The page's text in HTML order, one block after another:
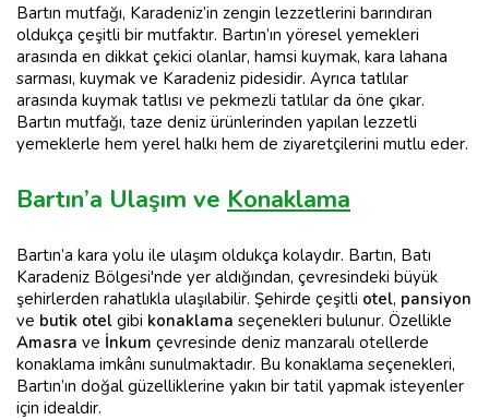
Bartın mutfağı, Karadeniz’in zengin lezzetlerini barındıran
oldukça çeşitli bir mutfaktır. Bartın’ın yöresel yemekleri
arasında en dikkat çekici olanlar, hamsi kuymak, kara lahana
sarması, kuymak ve Karadeniz pidesidir. Ayrıca tatlılar
arasında kuymak tatlısı ve pekmezli tatlılar da öne çıkar.
Bartın mutfağı, taze deniz ürünlerinden yapılan lezzetli
yemeklerle hem yerel halkı hem de ziyaretçilerini mutlu eder.
Bartın’a Ulaşım ve Konaklama
Bartın’a kara yolu ile ulaşım oldukça kolaydır. Bartın, Batı
Karadeniz Bölgesi'nde yer aldığından, çevresindeki büyük
şehirlerden rahatlıkla ulaşılabilir. Şehirde çeşitli otel, pansiyon
ve butik otel gibi konaklama seçenekleri bulunur. Özellikle
Amasra ve İnkum çevresinde deniz manzaralı otellerde
konaklama imkânı sunulmaktadır. Bu konaklama seçenekleri,
Bartın’ın doğal güzelliklerine yakın bir tatil yapmak isteyenler
için idealdir.